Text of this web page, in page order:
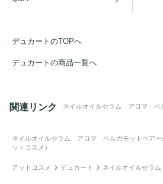
デュカートのTOPへ
デュカートの商品一覧へ
関連リンク ネイルオイルセラム アロマ ベ
ネイルオイルセラム アロマ ベルガモットペアー
ットコスメ）
アットコスメ デュカート ネイルオイルセラ